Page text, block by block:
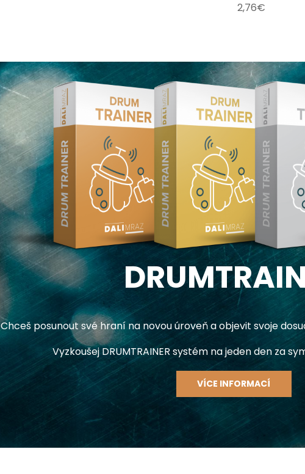
2,76€
Chceš posunout své hraní na novou úroveň a objevit svoje
Vyzkoušej DRUMTRAINER systém na jeden den za
VÍCE INFORMACÍ